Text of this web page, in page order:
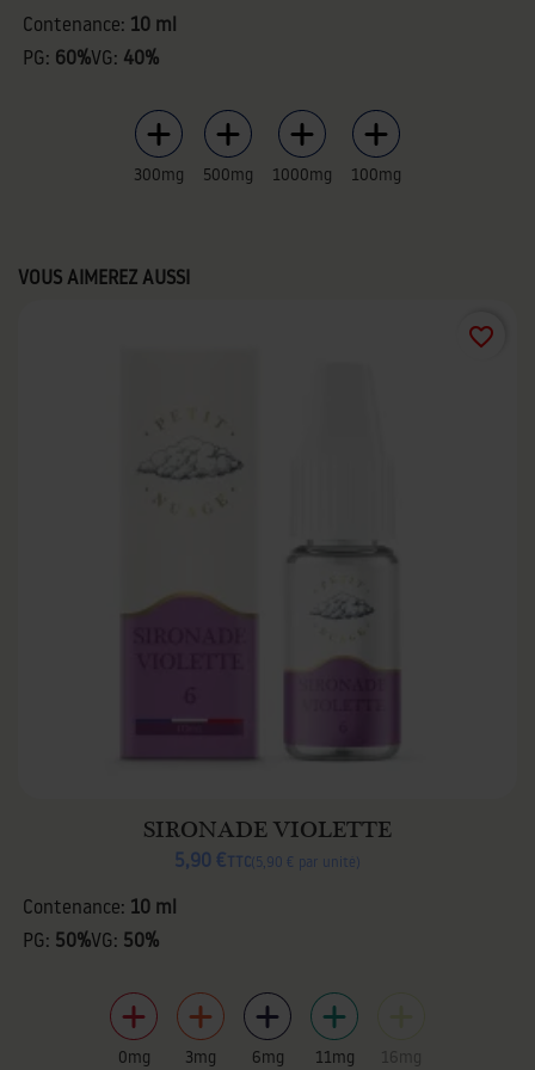
Contenance: 10 ml
PG: 60%VG: 40%
300mg 500mg 1000mg 100mg
VOUS AIMEREZ AUSSI
SIRONADE VIOLETTE
5,90 € TTC 5,90 € par unité
Contenance: 10 ml
PG: 50%VG: 50%
0mg 3mg 6mg 11mg 16mg
favorite_border